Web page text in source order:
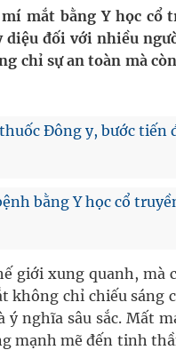
mắt bằng Y học cổ
đối với nhiều
chỉ sự an toàn mà
Đông y, bước tiến
bằng Y học cổ
giới xung quanh, mà
chỉ chiếu sáng
nghĩa sâu sắc. Mất
mạnh mẽ đến tinh